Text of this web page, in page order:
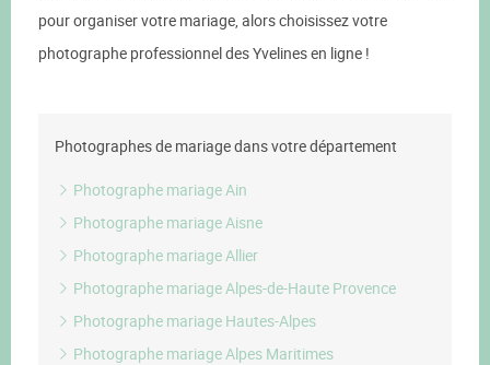
pour organiser votre mariage, alors choisissez votre
photographe professionnel des Yvelines en ligne !
Photographes de mariage dans votre département
Photographe mariage Ain
Photographe mariage Aisne
Photographe mariage Allier
Photographe mariage Alpes-de-Haute Provence
Photographe mariage Hautes-Alpes
Photographe mariage Alpes Maritimes